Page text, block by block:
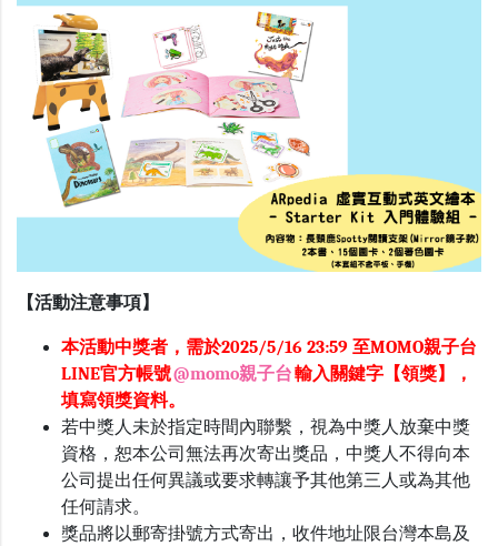
【活動注意事項】
本活動中獎者，需於2025/5/16 23:59 至MOMO親子台
LINE官方帳號@momo親子台輸入關鍵字【領獎】，
填寫領獎資料。
若中獎人未於指定時間內聯繫，視為中獎人放棄中獎
資格，恕本公司無法再次寄出獎品，中獎人不得向本
公司提出任何異議或要求轉讓予其他第三人或為其他
任何請求。
獎品將以郵寄掛號方式寄出，收件地址限台灣本島及